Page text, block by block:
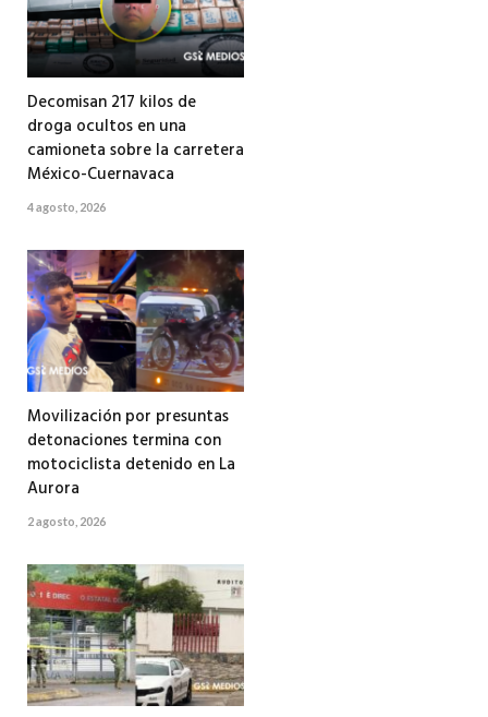
Decomisan 217 kilos de
droga ocultos en una
camioneta sobre la carretera
México-Cuernavaca
4 agosto, 2026
Movilización por presuntas
detonaciones termina con
motociclista detenido en La
Aurora
2 agosto, 2026